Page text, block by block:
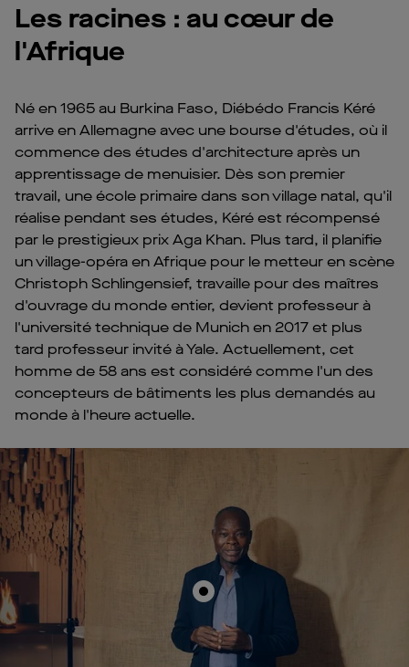
Les racines : au cœur de
l'Afrique
Né en 1965 au Burkina Faso, Diébédo Francis Kéré
arrive en Allemagne avec une bourse d'études, où il
commence des études d'architecture après un
apprentissage de menuisier. Dès son premier
travail, une école primaire dans son village natal, qu'il
réalise pendant ses études, Kéré est récompensé
par le prestigieux prix Aga Khan. Plus tard, il planifie
un village-opéra en Afrique pour le metteur en scène
Christoph Schlingensief, travaille pour des maîtres
d'ouvrage du monde entier, devient professeur à
l'université technique de Munich en 2017 et plus
tard professeur invité à Yale. Actuellement, cet
homme de 58 ans est considéré comme l'un des
concepteurs de bâtiments les plus demandés au
monde à l'heure actuelle.